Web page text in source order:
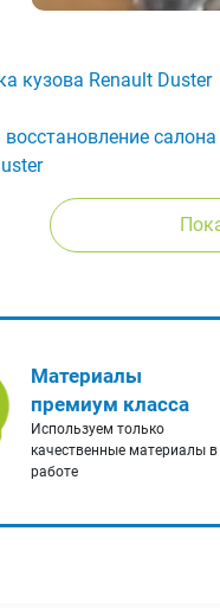
кузова Renault Duster
салона
Материалы
премиум класса
Используем только
качественные материалы в
работе